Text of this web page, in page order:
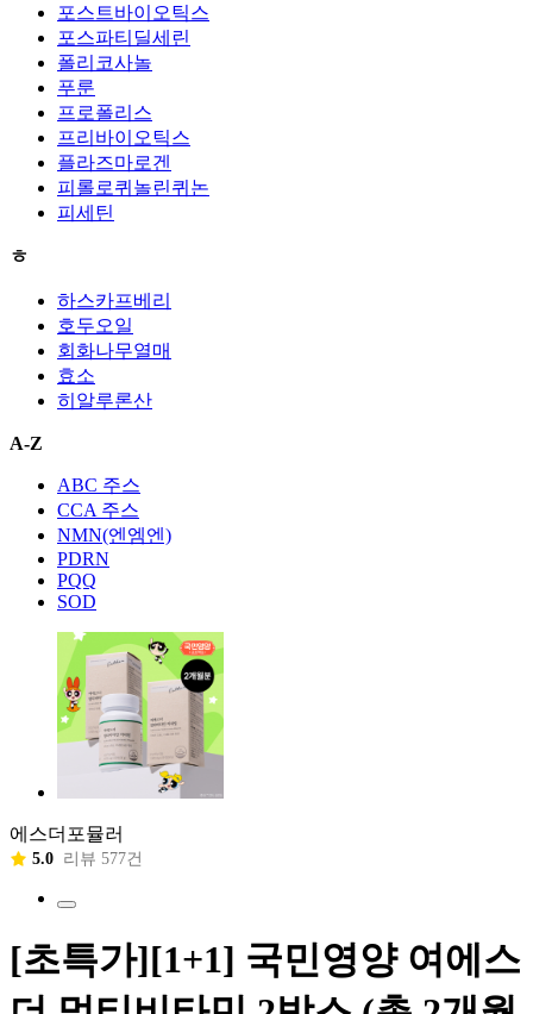
포스트바이오틱스
포스파티딜세린
폴리코사놀
푸룬
프로폴리스
프리바이오틱스
플라즈마로겐
피롤로퀴놀린퀴논
피세틴
ㅎ
하스카프베리
호두오일
회화나무열매
효소
히알루론산
A-Z
ABC 주스
CCA 주스
NMN(엔엠엔)
PDRN
PQQ
SOD
에스더포뮬러
5.0 리뷰 577건
[초특가][1+1] 국민영양 여에스